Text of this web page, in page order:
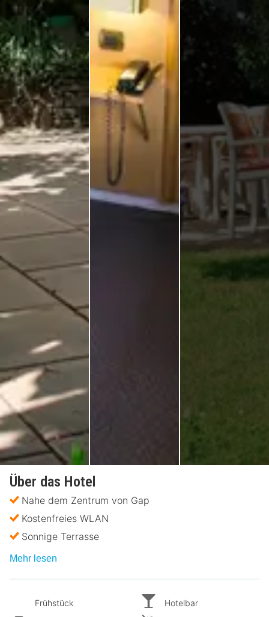
Über das Hotel
Nahe dem Zentrum von Gap
Kostenfreies WLAN
Sonnige Terrasse
Mehr lesen
Frühstück
Hotelbar